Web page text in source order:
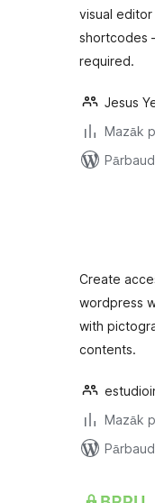
visual
shortcodes
required.
Jesus
Mazāk
Create
wordpress
with
contents.
Mazāk